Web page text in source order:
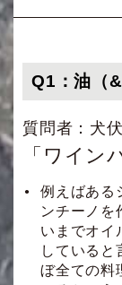
Q1：油（
質問者：犬
「ワイン
例えばある
ンチーノを
いまでオイ
していると
ぼ全ての料